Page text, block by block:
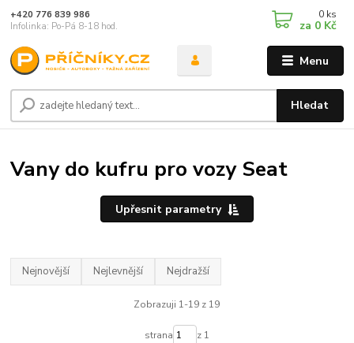
Menu
Hledat
+420 776 839 986
Infolinka: Po-Pá 8-18 hod.
0 ks
za 0 Kč
Vany do kufru pro vozy Seat
Upřesnit parametry
Nejnovější Nejlevnější Nejdražší
Zobrazuji 1-19 z 19
strana z 1